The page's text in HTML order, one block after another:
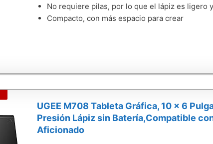
No requiere pilas, por lo que el lápiz es ligero
Compacto, con más espacio para crear
UGEE M708 Tableta Gráfica, 10 x 6
Presión Lápiz sin Batería,Compatible
Aficionado